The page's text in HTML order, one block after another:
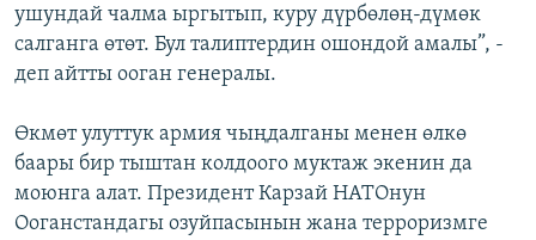
ушундай чалма ыргытып, куру дүрбөлөң-дүмөк
салганга өтөт. Бул талиптердин ошондой амалы”, -
деп айтты ооган генералы.
Өкмөт улуттук армия чыңдалганы менен өлкө
баары бир тыштан колдоого муктаж экенин да
моюнга алат. Президент Карзай НАТОнун
Ооганстандагы озуйпасынын жана терроризмге